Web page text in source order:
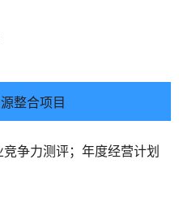
整合项目
争力测评；年度经营计划